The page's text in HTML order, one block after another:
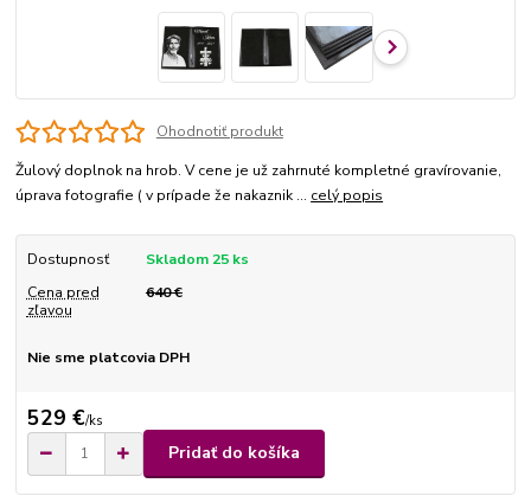
Ohodnotiť produkt
Žulový doplnok na hrob. V cene je už zahrnuté kompletné gravírovanie,
úprava fotografie ( v prípade že nakaznik ... celý popis
Dostupnosť
Skladom 25 ks
Cena pred
zľavou
640 €
Nie sme platcovia DPH
529 €/ks
Pridať do košíka